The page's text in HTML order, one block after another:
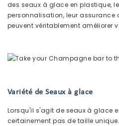
des seaux à glace en plastique,
personnalisation, leur assurance
peuvent véritablement améliorer
Variété deSeaux à glace
Lorsqu'il s'agit de seaux à glace
certainement pas de taille